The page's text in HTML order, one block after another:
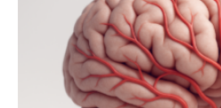
Gemeinschaftsforschung
Innovationsprogramm
Innovationskompetenz INNO-
Innovationstag Mittelstand